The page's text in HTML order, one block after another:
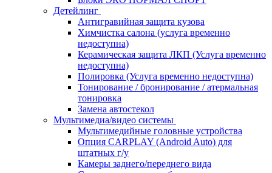
Детейлинг
Антигравийная защита кузова
Химчистка салона (услуга временно
недоступна)
Керамическая защита ЛКП (Услуга временно
недоступна)
Полировка (Услуга временно недоступна)
Тонирование / бронирование / атермальная
тонировка
Замена автостекол
Мультимедиа/видео системы
Мультимедийные головные устройства
Опция CARPLAY (Android Auto) для
штатных г/у
Камеры заднего/переднего вида